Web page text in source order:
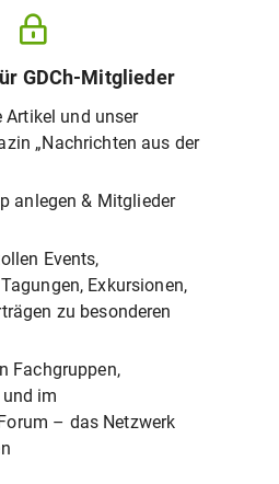
GDCh-Mitglieder
und unser
„Nachrichten aus der
anlegen & Mitglieder
Events,
Exkursionen,
zu besonderen
Fachgruppen,
im
– das Netzwerk